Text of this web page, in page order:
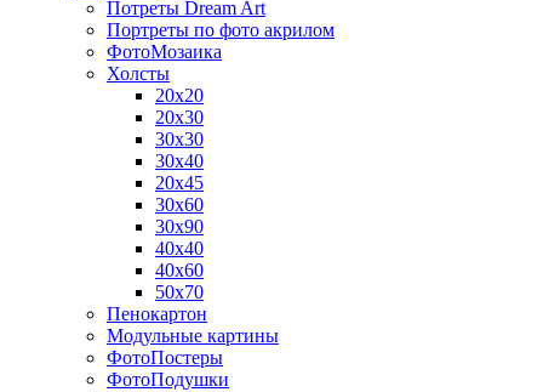
Потреты Dream Art
Портреты по фото акрилом
ФотоМозаика
Холсты
20х20
20х30
30х30
30х40
20х45
30х60
30х90
40х40
40х60
50х70
Пенокартон
Модульные картины
ФотоПостеры
ФотоПодушки